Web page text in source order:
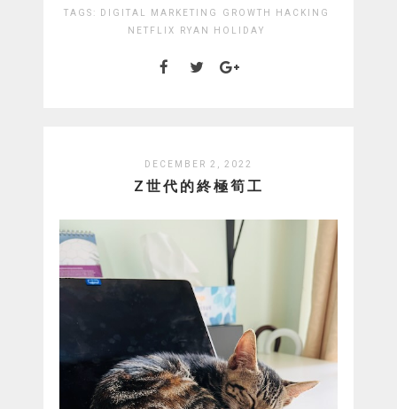
TAGS: DIGITAL MARKETING
GROWTH HACKING
NETFLIX
RYAN HOLIDAY
DECEMBER 2, 2022
Z世代的終極筍工